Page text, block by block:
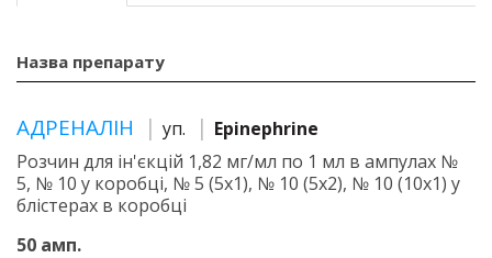
Назва препарату
АДРЕНАЛІН уп.
Epinephrine
Розчин для ін'єкцій 1,82 мг/мл по 1 мл в ампулах №
5, № 10 у коробці, № 5 (5х1), № 10 (5х2), № 10 (10х1) у
блістерах в коробці
50 амп.